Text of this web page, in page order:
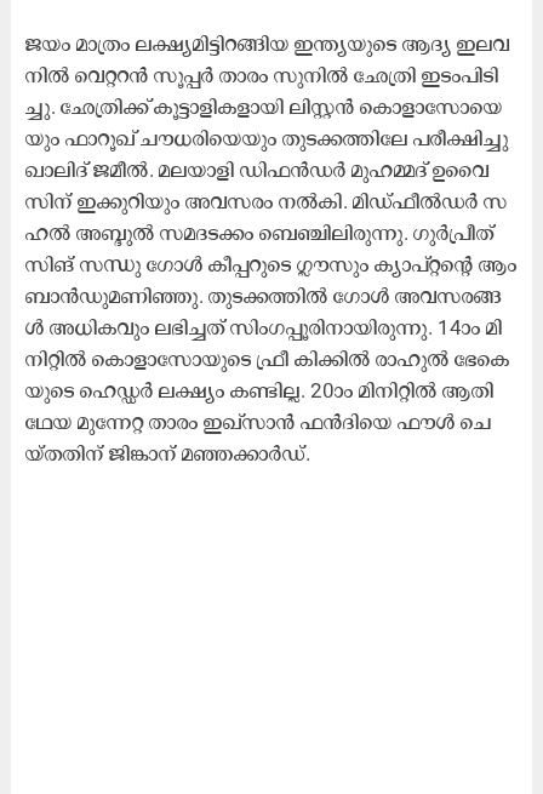
ജ​യം മാ​ത്രം ല​ക്ഷ്യ​മി​ട്ടി​റ​ങ്ങി​യ ഇ​ന്ത്യ​യു​ടെ ആ​ദ്യ ഇ​ല​വ​
നി​ൽ വെ​റ്റ​റ​ൻ സൂ​പ്പ​ർ താ​രം സു​നി​ൽ ഛേത്രി ​ഇ​ടം​പി​ടി​
ച്ചു. ഛേത്രി​ക്ക് കൂ​ട്ടാ​ളി​ക​ളാ​യി ലി​സ്റ്റ​ൻ കൊ​ളാ​സോ​യെ​
യും ഫാ​റൂ​ഖ് ചൗ​ധ​രി​യെ​യും തു​ട​ക്ക​ത്തി​ലേ പ​രീ​ക്ഷി​ച്ചു
ഖാ​ലി​ദ് ജ​മീ​ൽ. മ​ല​യാ​ളി ഡി​ഫ​ൻ​ഡ​ർ മു​ഹ​മ്മ​ദ് ഉ​വൈ​
സി​ന് ഇ​ക്കു​റി​യും അ​വ​സ​രം ന​ൽ​കി. മി​ഡ്ഫീ​ൽ​ഡ​ർ സ​
ഹ​ൽ അ​ബ്ദു​ൽ സ​മ​ദ​ട​ക്കം ബെ​ഞ്ചി​ലി​രു​ന്നു. ഗു​ർ​പ്രീ​ത്
സി​ങ് സ​ന്ധു ഗോ​ൾ കീ​പ്പ​റു​ടെ ഗ്ലൗ​സും ക്യാ​പ്റ്റ​ന്റെ ആം​
ബാ​ൻ​ഡു​മ​ണി​ഞ്ഞു. തു​ട​ക്ക​ത്തി​ൽ ഗോ​ൾ അ​വ​സ​ര​ങ്ങ​
ൾ അ​ധി​ക​വും ല​ഭി​ച്ച​ത് സിം​ഗ​പ്പൂ​രി​നാ​യി​രു​ന്നു. 14ാം മി​
നി​റ്റി​ൽ കൊ​ളാ​സോ​യു​ടെ ഫ്രീ ​കി​ക്കി​ൽ രാ​ഹു​ൽ ഭേ​കെ​
യു​ടെ ഹെ​ഡ്ഡ​ർ ല​ക്ഷ്യം ക​ണ്ടി​ല്ല. 20ാം മി​നി​റ്റി​ൽ ആ​തി​
ഥേ​യ മു​ന്നേ​റ്റ താ​രം ഇ​ഖ്സാ​ൻ ഫ​ൻ​ദി​യെ ഫൗ​ൾ ചെ​
യ്ത​തി​ന് ജി​ങ്കാ​ന് മ​ഞ്ഞ​ക്കാ​ർ​ഡ്.